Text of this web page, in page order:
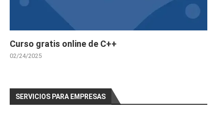
Curso gratis online de C++
02/24/2025
SERVICIOS PARA EMPRESAS